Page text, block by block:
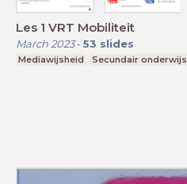
Les 1 VRT Mobiliteit
March 2023- 53 slides
Mediawijsheid Secundair onderwijs